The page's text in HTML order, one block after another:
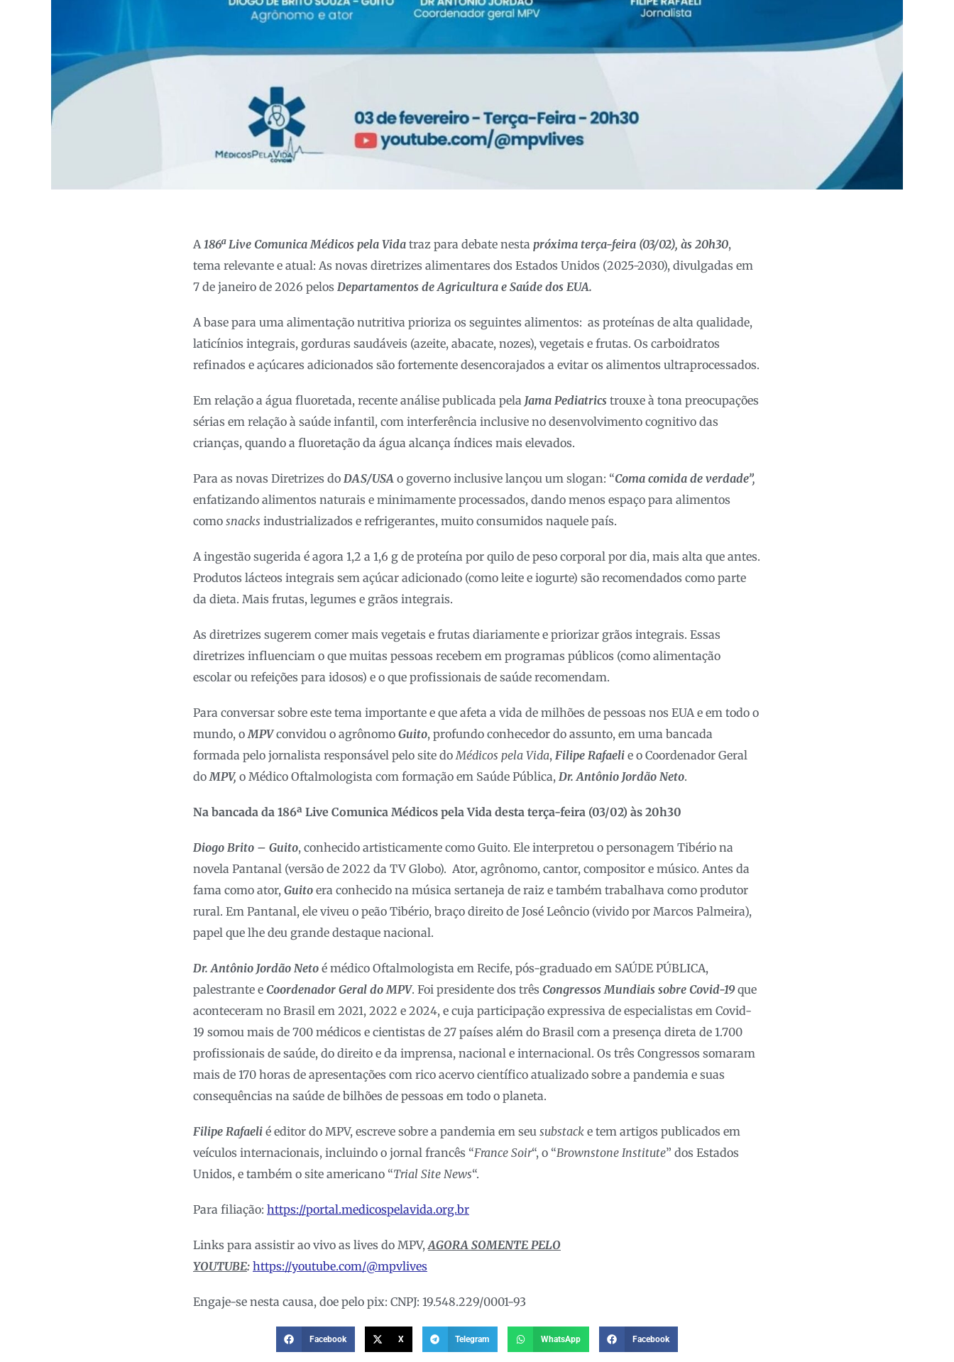
A 186ª Live Comunica Médicos pela Vida traz para debate nesta próxima terça-feira (03/02), às 20h30,
tema relevante e atual: As novas diretrizes alimentares dos Estados Unidos (2025-2030), divulgadas em
7 de janeiro de 2026 pelos Departamentos de Agricultura e Saúde dos EUA.
A base para uma alimentação nutritiva prioriza os seguintes alimentos: as proteínas de alta qualidade,
laticínios integrais, gorduras saudáveis (azeite, abacate, nozes), vegetais e frutas. Os carboidratos
refinados e açúcares adicionados são fortemente desencorajados a evitar os alimentos ultraprocessados.
Em relação a água fluoretada, recente análise publicada pela Jama Pediatrics trouxe à tona preocupações
sérias em relação à saúde infantil, com interferência inclusive no desenvolvimento cognitivo das
crianças, quando a fluoretação da água alcança índices mais elevados.
Para as novas Diretrizes do DAS/USA o governo inclusive lançou um slogan: “Coma comida de verdade”,
enfatizando alimentos naturais e minimamente processados, dando menos espaço para alimentos
como snacks industrializados e refrigerantes, muito consumidos naquele país.
A ingestão sugerida é agora 1,2 a 1,6 g de proteína por quilo de peso corporal por dia, mais alta que antes.
Produtos lácteos integrais sem açúcar adicionado (como leite e iogurte) são recomendados como parte
da dieta. Mais frutas, legumes e grãos integrais.
As diretrizes sugerem comer mais vegetais e frutas diariamente e priorizar grãos integrais. Essas
diretrizes influenciam o que muitas pessoas recebem em programas públicos (como alimentação
escolar ou refeições para idosos) e o que profissionais de saúde recomendam.
Para conversar sobre este tema importante e que afeta a vida de milhões de pessoas nos EUA e em todo o
mundo, o MPVconvidou o agrônomo Guito, profundo conhecedor do assunto, em uma bancada
formada pelo jornalista responsável pelo site do Médicos pela Vida, Filipe Rafaeli e o Coordenador Geral
do MPV, o Médico Oftalmologista com formação em Saúde Pública, Dr. Antônio Jordão Neto.
Na bancada da 186ª Live Comunica Médicos pela Vida desta terça-feira (03/02) às 20h30
Diogo Brito – Guito, conhecido artisticamente como Guito. Ele interpretou o personagem Tibério na
novela Pantanal (versão de 2022 da TV Globo). Ator, agrônomo, cantor, compositor e músico. Antes da
fama como ator, Guito era conhecido na música sertaneja de raiz e também trabalhava como produtor
rural. Em Pantanal, ele viveu o peão Tibério, braço direito de José Leôncio (vivido por Marcos Palmeira),
papel que lhe deu grande destaque nacional.
Dr. Antônio Jordão Neto é médico Oftalmologista em Recife, pós-graduado em SAÚDE PÚBLICA,
palestrante e Coordenador Geral do MPV. Foi presidente dos três Congressos Mundiais sobre Covid-19que
aconteceram no Brasil em 2021, 2022 e 2024, e cuja participação expressiva de especialistas em Covid-
19 somou mais de 700 médicos e cientistas de 27 países além do Brasil com a presença direta de 1.700
profissionais de saúde, do direito e da imprensa, nacional e internacional. Os três Congressos somaram
mais de 170 horas de apresentações com rico acervo científico atualizado sobre a pandemia e suas
consequências na saúde de bilhões de pessoas em todo o planeta.
Filipe Rafaeli é editor do MPV, escreve sobre a pandemia em seu substack e tem artigos publicados em
veículos internacionais, incluindo o jornal francês “France Soir“, o “Brownstone Institute” dos Estados
Unidos, e também o site americano “Trial Site News“.
Para filiação: https://portal.medicospelavida.org.br
Links para assistir ao vivo as lives do MPV, AGORA SOMENTE PELO
YOUTUBE: https://youtube.com/@mpvlives
Engaje-se nesta causa, doe pelo pix: CNPJ: 19.548.229/0001-93
Facebook X Telegram WhatsApp Facebook